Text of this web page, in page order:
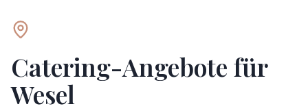
Catering-Angebote für
Wesel